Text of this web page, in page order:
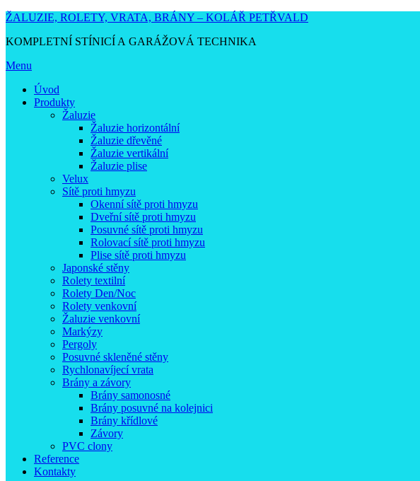
ŽALUZIE, ROLETY, VRATA, BRÁNY – KOLÁŘ PETŘVALD
KOMPLETNÍ STÍNICÍ A GARÁŽOVÁ TECHNIKA
Menu
Úvod
Produkty
Žaluzie
Žaluzie horizontální
Žaluzie dřevěné
Žaluzie vertikální
Žaluzie plise
Velux
Sítě proti hmyzu
Okenní sítě proti hmyzu
Dveřní sítě proti hmyzu
Posuvné sítě proti hmyzu
Rolovací sítě proti hmyzu
Plise sítě proti hmyzu
Japonské stěny
Rolety textilní
Rolety Den/Noc
Rolety venkovní
Žaluzie venkovní
Markýzy
Pergoly
Posuvné skleněné stěny
Rychlonavíjecí vrata
Brány a závory
Brány samonosné
Brány posuvné na kolejnici
Brány křídlové
Závory
PVC clony
Reference
Kontakty